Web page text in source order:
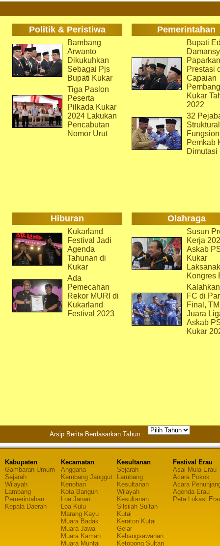
Politik & Peristiwa Pemerintahan
Bambang
Arwanto
Dikukuhkan
Sebagai Pjs
Bupati Kukar
Tiga Paslon
Peserta
Pilkada Kukar
2024 Lakukan
Pencabutan
Nomor Urut
Bupati
Paparkan
Prestasi
Capaian
Kukar
2022
32
Pemkab
Dimutasi
Hiburan Olahraga
Kukarland
Festival Jadi
Agenda
Tahunan di
Kukar
Ada
Pemecahan
Rekor MURI di
Kukarland
Festival 2023
Susun
Kerja
Askab
Kukar
Kongres
FC di
Final,
Juara
Askab
Kukar
Arsip Berita Berdasarkan Tahun :
Kabupaten
Gambaran Umum
Sejarah
Wilayah
Lambang
Pemerintahan
Kepala Daerah
Kecamatan
Anggana
Kembang Janggut
Kenohan
Kota Bangun
Loa Janan
Loa Kulu
Marang Kayu
Muara Badak
Muara Jawa
Muara Kaman
Muara Muntai
Kesultanan
Sejarah
Lambang
Kesultanan
Wilayah
Kesultanan
Silsilah Sultan
Kutai
Keraton Kutai
Gelar
Kebangsawanan
Ketopong Sultan
Festival Erau
Asal Mula Erau
Acara Pokok
Acara
Agenda Erau
Peta Lokasi